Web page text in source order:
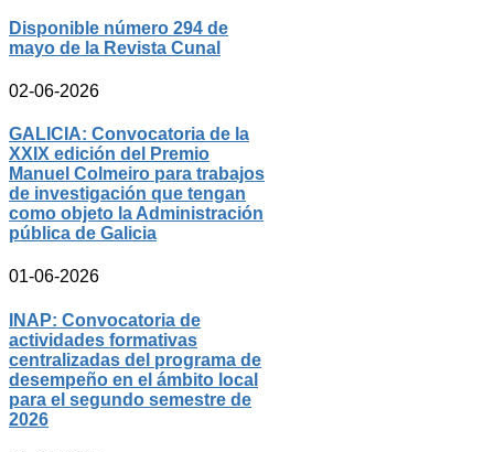
Disponible número 294 de
mayo de la Revista Cunal
02-06-2026
GALICIA: Convocatoria de la
XXIX edición del Premio
Manuel Colmeiro para trabajos
de investigación que tengan
como objeto la Administración
pública de Galicia
01-06-2026
INAP: Convocatoria de
actividades formativas
centralizadas del programa de
desempeño en el ámbito local
para el segundo semestre de
2026